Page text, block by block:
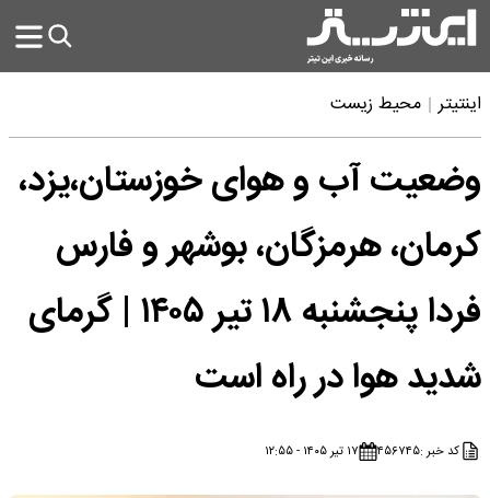
اینتیتر محیط زیست
وضعیت آب و هوای خوزستان،یزد،
کرمان، هرمزگان، بوشهر و فارس
فردا پنجشنبه ۱۸ تیر ۱۴۰۵ | گرمای
شدید هوا در راه است
کد خبر :۴۵۶۷۴۵ ۱۷ تیر ۱۴۰۵ - ۱۲:۵۵